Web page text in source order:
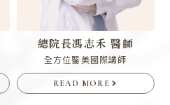
總院長馮志禾 醫師
全方位醫美國際講師
READ MORE